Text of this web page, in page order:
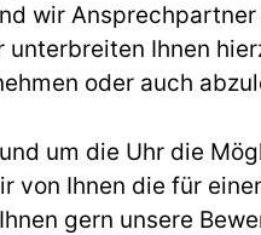
wir
Ihnen
oder auch
um die Uhr die
von Ihnen die für
gern unsere